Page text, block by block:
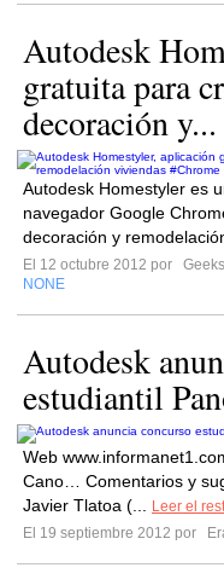
Autodesk
gratuita para
decoración y...
Autodesk Homestyler es
navegador Google
decoración y
El 12 octubre 2012 por
NONE
Autodesk
estudiantil
Web
Cano… Comentarios y
Javier Tlatoa (...
Leer el
El 19 septiembre 2012 por